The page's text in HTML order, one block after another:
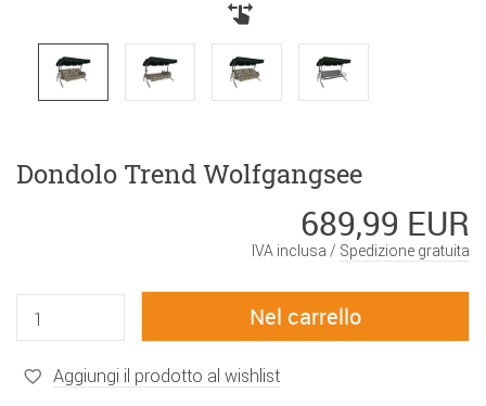
Dondolo Trend Wolfgangsee
689,99 EUR
IVA inclusa / Spedizione gratuita
Aggiungi il prodotto al wishlist